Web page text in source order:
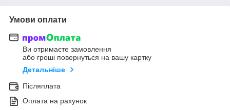
Умови оплати
Ви отримаєте замовлення
або гроші повернуться на вашу картку
Детальніше
Післяплата
Оплата на рахунок